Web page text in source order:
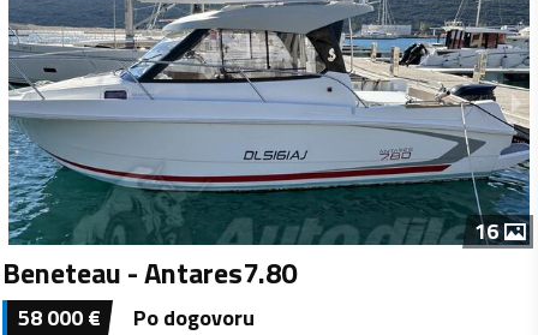
16
Beneteau - Antares7.80
58 000€ Po dogovoru